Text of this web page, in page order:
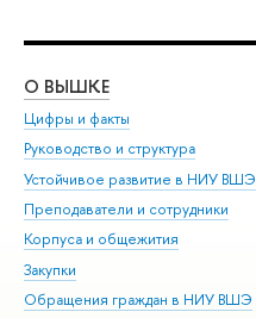
О ВЫШКЕ
Цифры и факты
Руководство и структура
Устойчивое развитие в НИУ ВШЭ
Преподаватели и сотрудники
Корпуса и общежития
Закупки
Обращения граждан в НИУ ВШЭ